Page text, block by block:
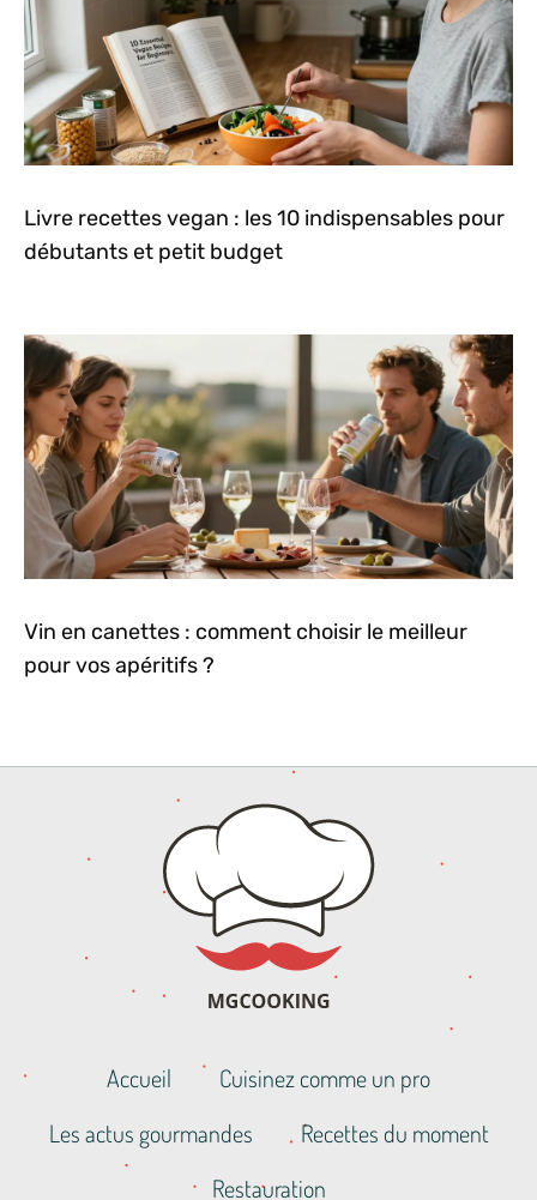
Livre recettes vegan : les 10 indispensables pour
débutants et petit budget
Vin en canettes : comment choisir le meilleur
pour vos apéritifs ?
Accueil
Cuisinez comme un pro
Les actus gourmandes
Recettes du moment
Restauration